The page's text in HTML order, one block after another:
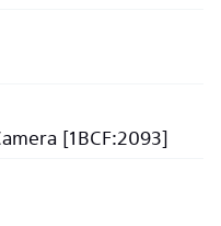
[1BCF:2093]